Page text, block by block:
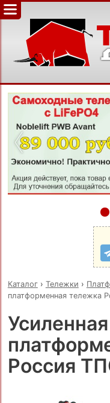
‹
Каталог› Тележки ›
платформенная тележка
Усиленная
Россия